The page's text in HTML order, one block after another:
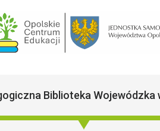
Main
Biblioteka Wojewódzka